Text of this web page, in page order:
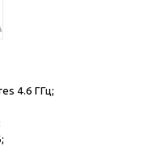
4.6 ГГц;